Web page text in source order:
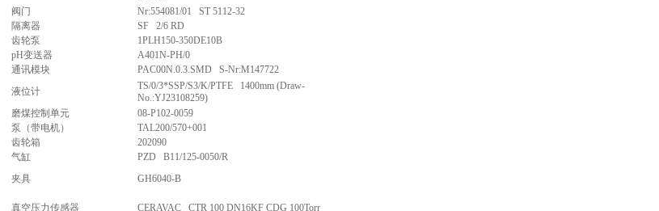
阀门
Nr:554081/01 ST 5112-32
隔离器
SF 2/6 RD
齿轮泵
1PLH150-350DE10B
pH变送器
A401N-PH/0
通讯模块
PAC00N.0.3.SMD S-Nr:M147722
液位计
TS/0/3*SSP/S3/K/PTFE 1400mm (Draw-
No.:YJ23108259)
磨煤控制单元
08-P102-0059
泵（带电机）
TAL200/570+001
齿轮箱
202090
气缸
PZD B11/125-0050/R
夹具 GH6040-B
真空压力传感器
CERAVAC CTR 100 DN16KF CDG 100Torr